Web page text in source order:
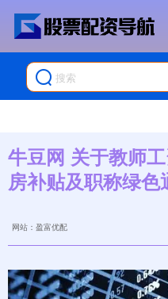
牛豆网 关于教师
房补贴及职称绿
网站：盈富优配